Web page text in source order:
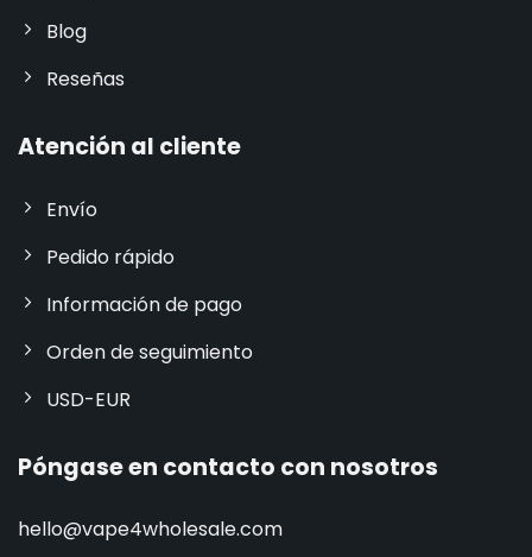
Blog
Reseñas
Atención al cliente
Envío
Pedido rápido
Información de pago
Orden de seguimiento
USD-EUR
Póngase en contacto con nosotros
hello@vape4wholesale.com